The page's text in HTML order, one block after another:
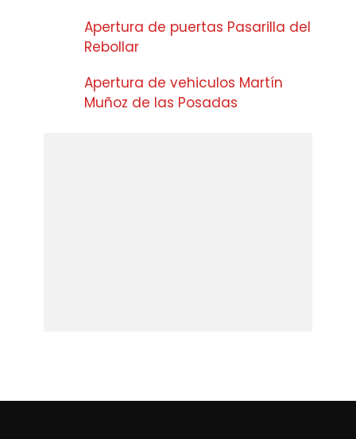
Apertura de puertas Pasarilla del
Rebollar
Apertura de vehiculos Martín
Muñoz de las Posadas